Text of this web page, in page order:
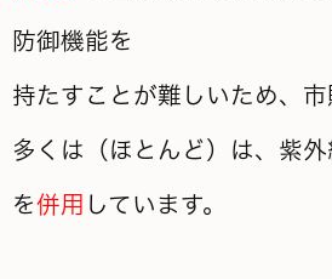
防御機能を
持たすことが難しいため、
多くは（ほとんど）は、紫
を併用 しています。